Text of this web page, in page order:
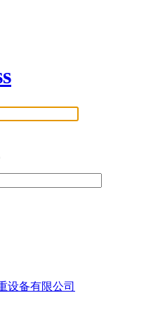
设备有限公司